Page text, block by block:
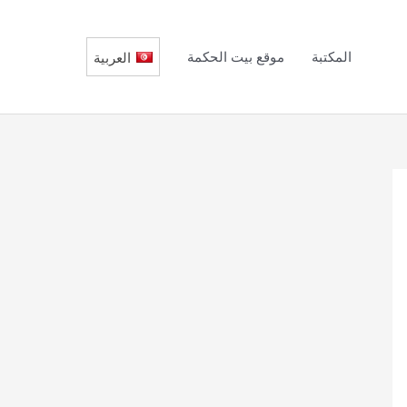
المكتبة موقع بيت الحكمة العربية